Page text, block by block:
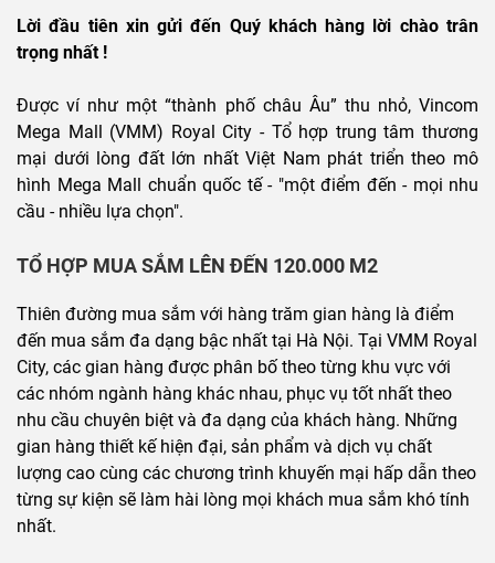
Lời đầu tiên xin gửi đến Quý khách hàng lời chào trân
trọng nhất !
Được ví như một “thành phố châu Âu” thu nhỏ, Vincom
Mega Mall (VMM) Royal City - Tổ hợp trung tâm thương
mại dưới lòng đất lớn nhất Việt Nam phát triển theo mô
hình Mega Mall chuẩn quốc tế - "một điểm đến - mọi nhu
cầu - nhiều lựa chọn".
TỔ HỢP MUA SẮM LÊN ĐẾN 120.000 M2
Thiên đường mua sắm với hàng trăm gian hàng là điểm
đến mua sắm đa dạng bậc nhất tại Hà Nội. Tại VMM Royal
City, các gian hàng được phân bố theo từng khu vực với
các nhóm ngành hàng khác nhau, phục vụ tốt nhất theo
nhu cầu chuyên biệt và đa dạng của khách hàng. Những
gian hàng thiết kế hiện đại, sản phẩm và dịch vụ chất
lượng cao cùng các chương trình khuyến mại hấp dẫn theo
từng sự kiện sẽ làm hài lòng mọi khách mua sắm khó tính
nhất.